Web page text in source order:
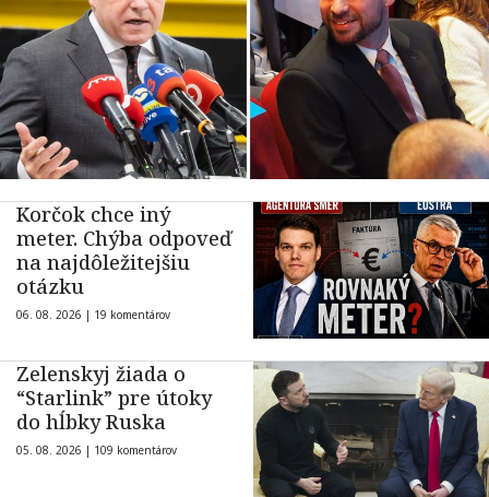
Korčok chce iný
meter. Chýba odpoveď
na najdôležitejšiu
otázku
06. 08. 2026 | 19 komentárov
Zelenskyj žiada o
“Starlink” pre útoky
do hĺbky Ruska
05. 08. 2026 | 109 komentárov